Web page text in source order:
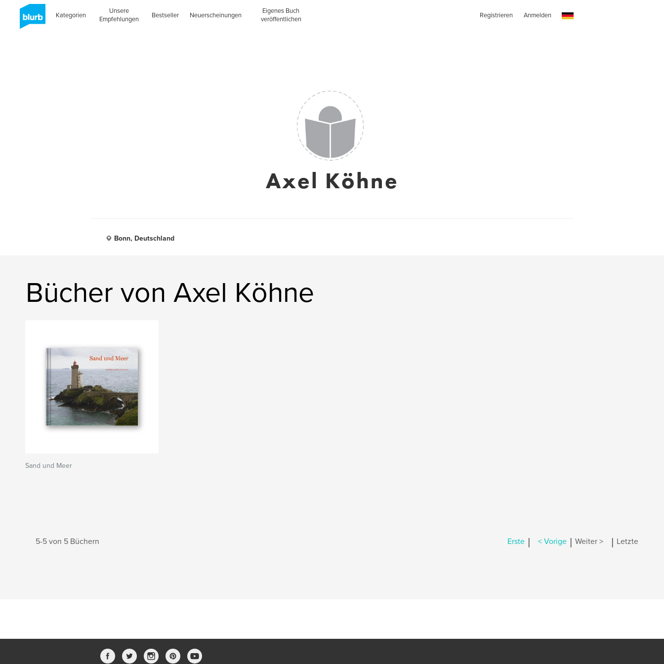
Kategorien
Unsere
Empfehlungen
Bestseller Neuerscheinungen
Eigenes Buch
veröffentlichen
Registrieren Anmelden
Axel Köhne
Bonn, Deutschland
Bücher von Axel Köhne
Sand und Meer
5-5 von 5 Büchern Erste | < Vorige | Weiter > | Letzte